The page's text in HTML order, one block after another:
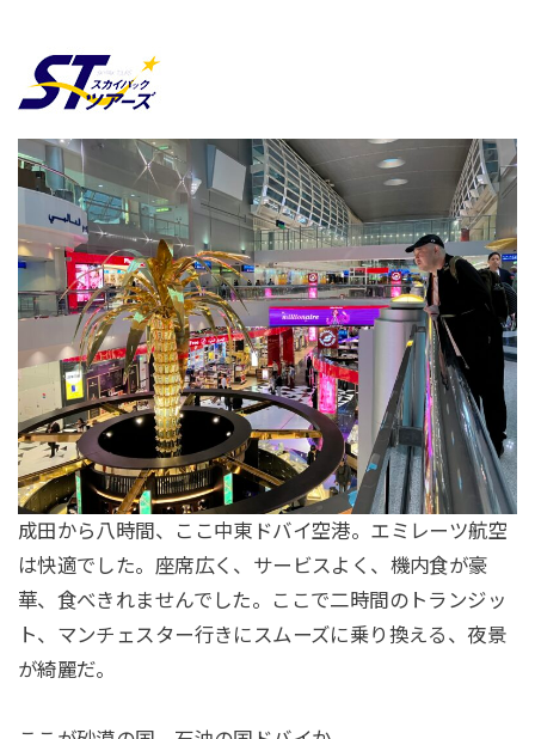
成田から八時間、ここ中東ドバイ空港。エミレーツ航空
は快適でした。座席広く、サービスよく、機内食が豪
華、食べきれませんでした。ここで二時間のトランジッ
ト、マンチェスター行きにスムーズに乗り換える、夜景
が綺麗だ。